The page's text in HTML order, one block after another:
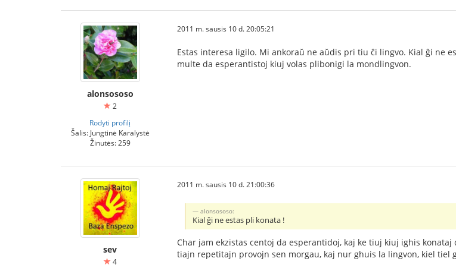
alonsososo
2
Rodyti profilį
Šalis: Jungtinė Karalystė
Žinutės: 259
2011 m. sausis 10 d. 20:05:21
Estas interesa ligilo. Mi ankoraŭ ne aŭdis pri tiu ĉi lingvo. Kial ĝi ne
multe da esperantistoj kiuj volas plibonigi la mondlingvon.
sev
4
2011 m. sausis 10 d. 21:00:36
alonsososo:
Kial ĝi ne estas pli konata !
Char jam ekzistas centoj da esperantidoj, kaj ke tiuj kiuj ighis
tiajn repetitajn provojn sen morgau, kaj nur ghuis la lingvon, kiel tiel